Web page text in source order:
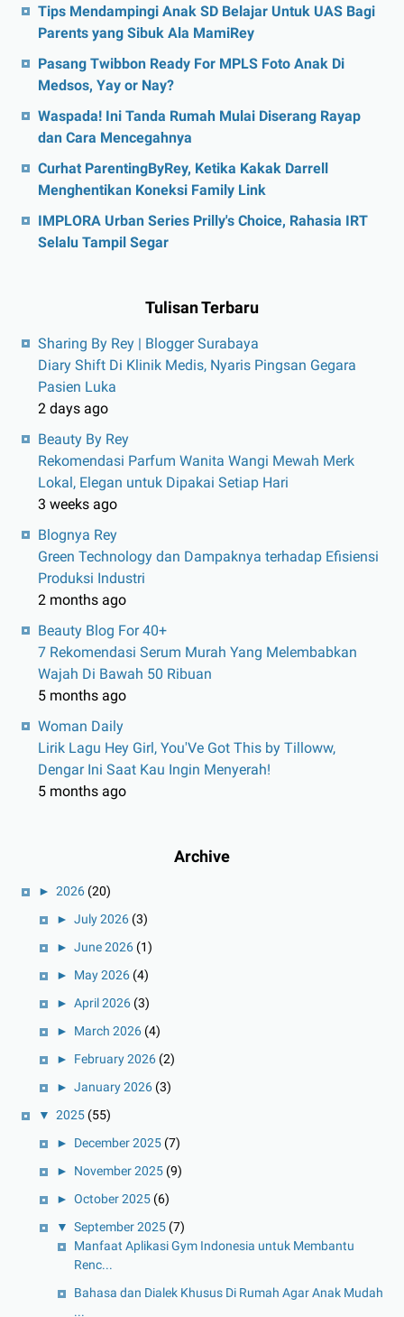
Tips Mendampingi Anak SD Belajar Untuk UAS Bagi
Parents yang Sibuk Ala MamiRey
Pasang Twibbon Ready For MPLS Foto Anak Di
Medsos, Yay or Nay?
Waspada! Ini Tanda Rumah Mulai Diserang Rayap
dan Cara Mencegahnya
Curhat ParentingByRey, Ketika Kakak Darrell
Menghentikan Koneksi Family Link
IMPLORA Urban Series Prilly's Choice, Rahasia IRT
Selalu Tampil Segar
Tulisan Terbaru
Sharing By Rey | Blogger Surabaya
Diary Shift Di Klinik Medis, Nyaris Pingsan Gegara
Pasien Luka
2 days ago
Beauty By Rey
Rekomendasi Parfum Wanita Wangi Mewah Merk
Lokal, Elegan untuk Dipakai Setiap Hari
3 weeks ago
Blognya Rey
Green Technology dan Dampaknya terhadap Efisiensi
Produksi Industri
2 months ago
Beauty Blog For 40+
7 Rekomendasi Serum Murah Yang Melembabkan
Wajah Di Bawah 50 Ribuan
5 months ago
Woman Daily
Lirik Lagu Hey Girl, You'Ve Got This by Tilloww,
Dengar Ini Saat Kau Ingin Menyerah!
5 months ago
Archive
► 2026 (20)
► July 2026 (3)
► June 2026 (1)
► May 2026 (4)
► April 2026 (3)
► March 2026 (4)
► February 2026 (2)
► January 2026 (3)
▼ 2025 (55)
► December 2025 (7)
► November 2025 (9)
► October 2025 (6)
▼ September 2025 (7)
Manfaat Aplikasi Gym Indonesia untuk Membantu
Renc...
Bahasa dan Dialek Khusus Di Rumah Agar Anak Mudah
...